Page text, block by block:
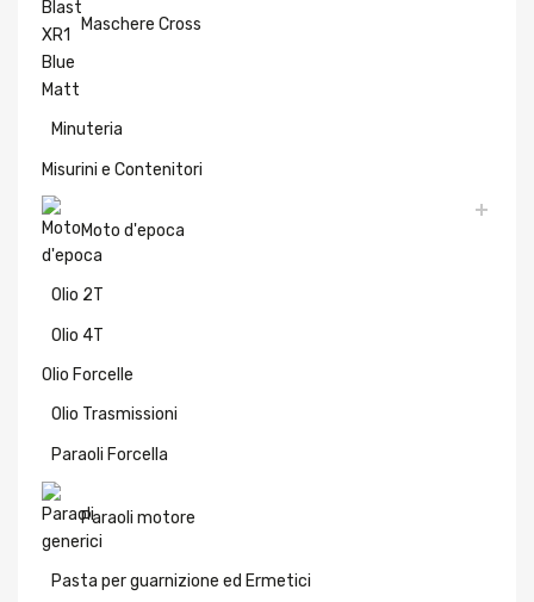
Maschere Cross
Minuteria
Misurini e Contenitori
Moto d'epoca
Olio 2T
Olio 4T
Olio Forcelle
Olio Trasmissioni
Paraoli Forcella
Paraoli motore
Pasta per guarnizione ed Ermetici